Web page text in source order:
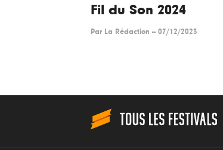
Fil du Son 2024
Par La Rédaction -- 07/12/2023